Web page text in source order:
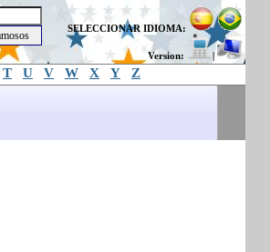
SELECCIONAR IDIOMA:
Version: |
T U V W X Y Z